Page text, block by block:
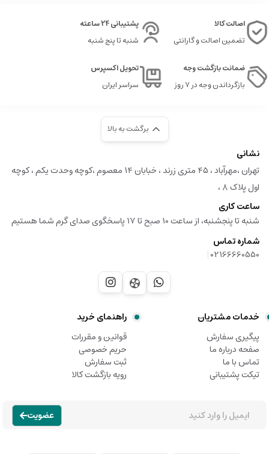
اصالت کالا
تضمین اصالت و گارانتی
پشتیبانی 24 ساعته
شنبه تا پنج شنبه
ضمانت بازگشت وجه
بازگرداندن وجه در ۷ روز
تحویل اکسپرس
سراسر ایران
برگشت به بالا
نشانی
تهران ،مهرآباد ، ۴۵ متری زرند ، خبابان ۱۴ معصوم ،کوچه وحدت یکم ، کوچه
اول پلاک ۸ ،
ساعت کاری
شنبه تا پنجشنبه، از ساعت 10 صبح تا 17 پاسخگوی صدای گرم شما هستیم
شماره تماس
02166660550
|
خدمات مشتریان
پیگیری سفارش
صفحه درباره ما
تماس با ما
تیکت پشتیبانی
راهنمای خرید
قوانین و مقررات
حریم خصوصی
ثبت سفارش
رویه بازگشت کالا
عضویت